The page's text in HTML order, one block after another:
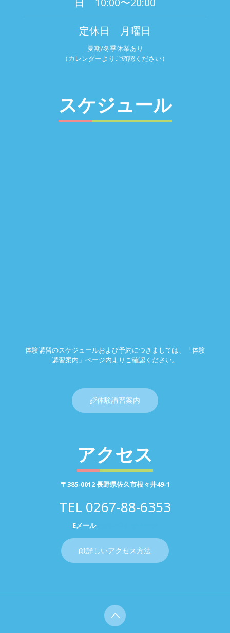
定休日 月曜日
夏期/冬季休業あり
（カレンダーよりご確認ください）
スケジュール
体験講習のスケジュールおよび予約につきましては、「体験
講習案内」ページ内よりご確認ください。
体験講習案内
アクセス
〒385-0012 長野県佐久市根々井49-1
TEL 0267-88-6353
Eメール
詳しいアクセス方法